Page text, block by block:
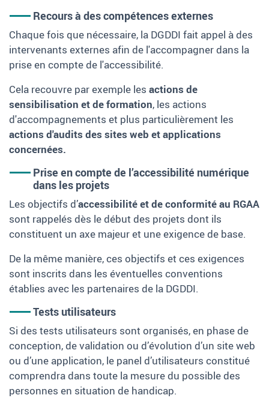
Recours à des compétences externes
Chaque fois que nécessaire, la DGDDI fait appel à des
intervenants externes afin de l'accompagner dans la
prise en compte de l'accessibilité.
Cela recouvre par exemple les actions de
sensibilisation et de formation, les actions
d'accompagnements et plus particulièrement les
actions d'audits des sites web et applications
concernées.
Prise en compte de l’accessibilité numérique
dans les projets
Les objectifs d’accessibilité et de conformité au RGAA
sont rappelés dès le début des projets dont ils
constituent un axe majeur et une exigence de base.
De la même manière, ces objectifs et ces exigences
sont inscrits dans les éventuelles conventions
établies avec les partenaires de la DGDDI.
Tests utilisateurs
Si des tests utilisateurs sont organisés, en phase de
conception, de validation ou d’évolution d’un site web
ou d’une application, le panel d’utilisateurs constitué
comprendra dans toute la mesure du possible des
personnes en situation de handicap.